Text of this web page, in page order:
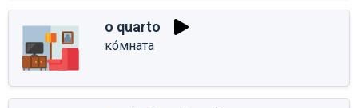
o quarto
ко́мната